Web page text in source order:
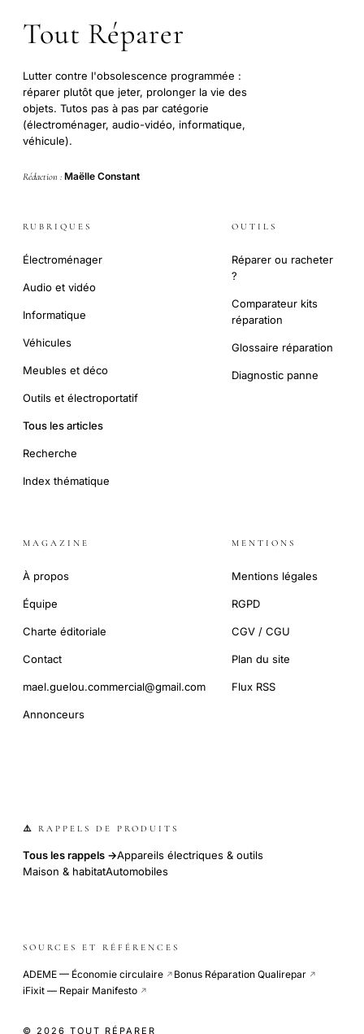
Tout Réparer
Lutter contre l'obsolescence programmée :
réparer plutôt que jeter, prolonger la vie des
objets. Tutos pas à pas par catégorie
(électroménager, audio-vidéo, informatique,
véhicule).
Rédaction : Maëlle Constant
RUBRIQUES
Électroménager
Audio et vidéo
Informatique
Véhicules
Meubles et déco
Outils et électroportatif
Tous les articles
Recherche
Index thématique
OUTILS
Réparer ou racheter
?
Comparateur kits
réparation
Glossaire réparation
Diagnostic panne
MAGAZINE
À propos
Équipe
Charte éditoriale
Contact
mael.guelou.commercial@gmail.com
Annonceurs
MENTIONS
Mentions légales
RGPD
CGV / CGU
Plan du site
Flux RSS
⚠️ RAPPELS DE PRODUITS
Tous les rappels →Appareils électriques & outils
Maison & habitatAutomobiles
SOURCES ET RÉFÉRENCES
ADEME — Économie circulaire ↗ Bonus Réparation Qualirepar ↗
iFixit — Repair Manifesto ↗
© 2026 TOUT RÉPARER